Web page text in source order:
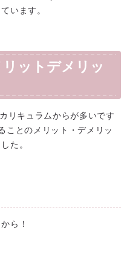
います。
ットデメリッ
リキュラムからが多いです
ことのメリット・デメリッ
た。
ら！